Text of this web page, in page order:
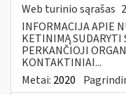
Web turinio sąrašas
INFORMACIJA APIE
KETINIMĄ
PERKANČIOJI
KONTAKTINIAI...
Metai: 2020